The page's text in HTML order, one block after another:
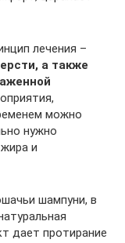
лечения –
а также
можно
нужно
и
шампуни, в
дает протирание